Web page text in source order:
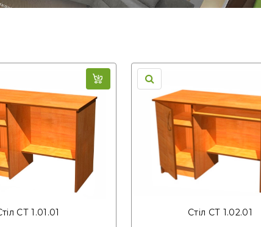
СТ 1.01.01 Стіл СТ 1.02.01